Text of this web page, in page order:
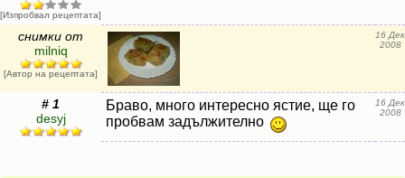
[Изпробвал рецептата]
снимки от
milniq
[Автор на рецептата]
16 Дек
2008
# 1
desyj
Браво, много интересно ястие, ще го
пробвам задължително
16 Дек
2008